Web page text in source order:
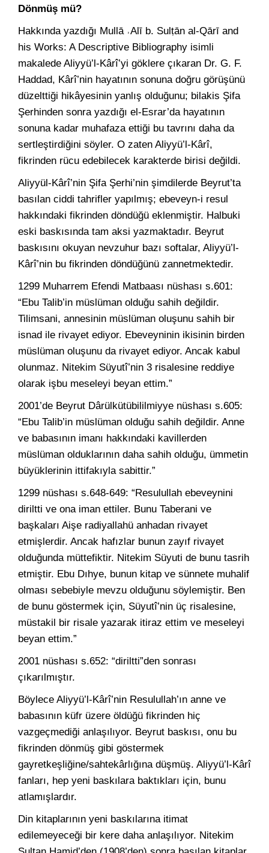
Dönmüş mü?
Hakkında yazdığı Mullā ˒Alī b. Sulṭān al-Qārī and
his Works: A Descriptive Bibliography isimli
makalede Aliyyü’l-Kârî’yi göklere çıkaran Dr. G. F.
Haddad, Kârî’nin hayatının sonuna doğru görüşünü
düzelttiği hikâyesinin yanlış olduğunu; bilakis Şifa
Şerhinden sonra yazdığı el-Esrar’da hayatının
sonuna kadar muhafaza ettiği bu tavrını daha da
sertleştirdiğini söyler. O zaten Aliyyü’l-Kârî,
fikrinden rücu edebilecek karakterde birisi değildi.
Aliyyül-Kârî’nin Şifa Şerhi’nin şimdilerde Beyrut’ta
basılan ciddi tahrifler yapılmış; ebeveyn-i resul
hakkındaki fikrinden döndüğü eklenmiştir. Halbuki
eski baskısında tam aksi yazmaktadır. Beyrut
baskısını okuyan nevzuhur bazı softalar, Aliyyü’l-
Kârî’nin bu fikrinden döndüğünü zannetmektedir.
1299 Muharrem Efendi Matbaası nüshası s.601:
“Ebu Talib’in müslüman olduğu sahih değildir.
Tilimsani, annesinin müslüman oluşunu sahih bir
isnad ile rivayet ediyor. Ebeveyninin ikisinin birden
müslüman oluşunu da rivayet ediyor. Ancak kabul
olunmaz. Nitekim Süyutî’nin 3 risalesine reddiye
olarak işbu meseleyi beyan ettim.”
2001’de Beyrut Dârülkütübililmiyye nüshası s.605:
“Ebu Talib’in müslüman olduğu sahih değildir. Anne
ve babasının imanı hakkındaki kavillerden
müslüman olduklarının daha sahih olduğu, ümmetin
büyüklerinin ittifakıyla sabittir.”
1299 nüshası s.648-649: “Resulullah ebeveynini
diriltti ve ona iman ettiler. Bunu Taberani ve
başkaları Aişe radiyallahü anhadan rivayet
etmişlerdir. Ancak hafızlar bunun zayıf rivayet
olduğunda müttefiktir. Nitekim Süyuti de bunu tasrih
etmiştir. Ebu Dıhye, bunun kitap ve sünnete muhalif
olması sebebiyle mevzu olduğunu söylemiştir. Ben
de bunu göstermek için, Süyutî’nin üç risalesine,
müstakil bir risale yazarak itiraz ettim ve meseleyi
beyan ettim.”
2001 nüshası s.652: “diriltti”den sonrası
çıkarılmıştır.
Böylece Aliyyü’l-Kârî’nin Resulullah’ın anne ve
babasının küfr üzere öldüğü fikrinden hiç
vazgeçmediği anlaşılıyor. Beyrut baskısı, onu bu
fikrinden dönmüş gibi göstermek
gayretkeşliğine/sahtekârlığına düşmüş. Aliyyü’l-Kârî
fanları, hep yeni baskılara baktıkları için, bunu
atlamışlardır.
Din kitaplarının yeni baskılarına itimat
edilemeyeceği bir kere daha anlaşılıyor. Nitekim